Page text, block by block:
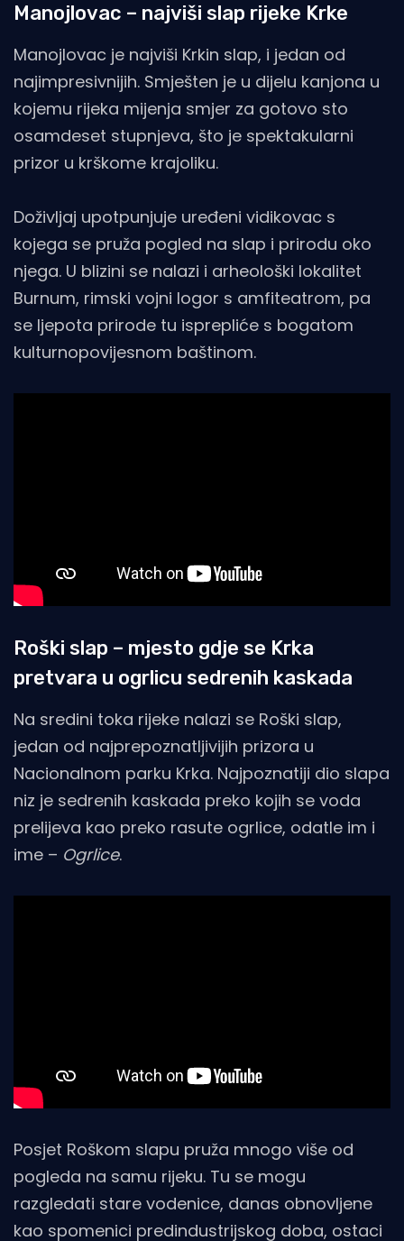
Manojlovac – najviši slap rijeke Krke
Manojlovac je najviši Krkin slap, i jedan od
najimpresivnijih. Smješten je u dijelu kanjona u
kojemu rijeka mijenja smjer za gotovo sto
osamdeset stupnjeva, što je spektakularni
prizor u krškome krajoliku.
Doživljaj upotpunjuje uređeni vidikovac s
kojega se pruža pogled na slap i prirodu oko
njega. U blizini se nalazi i arheološki lokalitet
Burnum, rimski vojni logor s amfiteatrom, pa
se ljepota prirode tu isprepliće s bogatom
kulturnopovijesnom baštinom.
Roški slap – mjesto gdje se Krka
pretvara u ogrlicu sedrenih kaskada
Na sredini toka rijeke nalazi se Roški slap,
jedan od najprepoznatljivijih prizora u
Nacionalnom parku Krka. Najpoznatiji dio slapa
niz je sedrenih kaskada preko kojih se voda
prelijeva kao preko rasute ogrlice, odatle im i
ime – Ogrlice.
Posjet Roškom slapu pruža mnogo više od
pogleda na samu rijeku. Tu se mogu
razgledati stare vodenice, danas obnovljene
kao spomenici predindustrijskog doba, ostaci